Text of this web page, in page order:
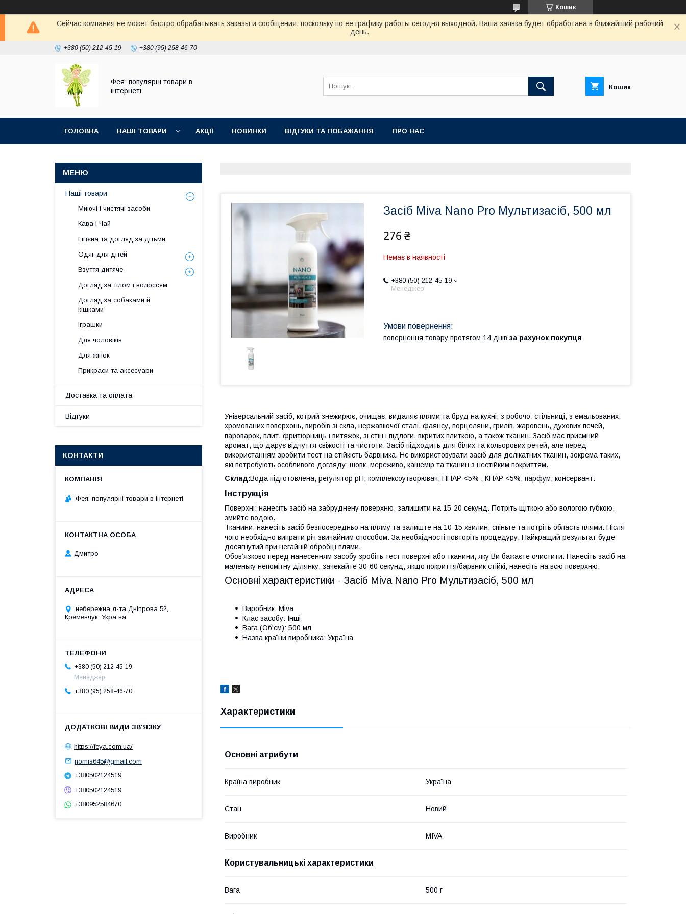
Кошик
Сейчас компания не может быстро обрабатывать заказы и сообщения, поскольку по ее графику работы сегодня выходной. Ваша заявка будет обработана в ближайший рабочий
день.
+380 (50) 212-45-19 +380 (95) 258-46-70
Фея: популярні товари в
інтернеті
Кошик
ГОЛОВНА НАШІ ТОВАРИ АКЦІЇ НОВИНКИ ВІДГУКИ ТА ПОБАЖАННЯ ПРО НАС
Засіб Miva Nano Pro Мультизасіб, 500 мл
276 ₴
Немає в наявності
+380 (50) 212-45-19
Менеджер
повернення товару протягом 14 днів за рахунок покупця
Універсальний засіб, котрий знежирює, очищає, видаляє плями та бруд на кухні, з робочої стільниці, з емальованих,
хромованих поверхонь, виробів зі скла, нержавіючої сталі, фаянсу, порцеляни, грилів, жаровень, духових печей,
пароварок, плит, фритюрниць і витяжок, зі стін і підлоги, вкритих плиткою, а також тканин. Засіб має приємний
аромат, що дарує відчуття свіжості та чистоти. Засіб підходить для білих та кольорових речей, але перед
використанням зробити тест на стійкість барвника. Не використовувати засіб для делікатних тканин, зокрема таких,
які потребують особливого догляду: шовк, мереживо, кашемір та тканин з нестійким покриттям.
Склад:Вода підготовлена, регулятор рН, комплексоутворювач, НПАР <5% , КПАР <5%, парфум, консервант.
Інструкція
Поверхні: нанесіть засіб на забруднену поверхню, залишити на 15-20 секунд. Потріть щіткою або вологою губкою,
змийте водою.
Тканини: нанесіть засіб безпосередньо на пляму та залиште на 10-15 хвилин, спіньте та потріть область плями. Після
чого необхідно випрати річ звичайним способом. За необхідності повторіть процедуру. Найкращий результат буде
досягнутий при негайній обробці плями.
Обов’язково перед нанесенням засобу зробіть тест поверхні або тканини, яку Ви бажаєте очистити. Нанесіть засіб на
маленьку непомітну ділянку, зачекайте 30-60 секунд, якщо покриття/барвник стійкі, нанесіть на всю поверхню.
Основні характеристики - Засіб Miva Nano Pro Мультизасіб, 500 мл
Виробник: Miva
Клас засобу: Інші
Вага (Об'єм): 500 мл
Назва країни виробника: Україна
Характеристики
Основні атрибути
Країна виробник Україна
Стан Новий
Виробник MIVA
Користувальницькі характеристики
Вага 500 г
Наші товари
Миючі і чистячі засоби
Кава і Чай
Гігієна та догляд за дітьми
Одяг для дітей
Взуття дитяче
Догляд за тілом і волоссям
Догляд за собаками й
кішками
Іграшки
Для чоловіків
Для жінок
Прикраси та аксесуари
Доставка та оплата
Відгуки
КОНТАКТИ
Фея: популярні товари в інтернеті
Дмитро
небережна л-та Дніпрова 52,
Кременчук, Україна
+380 (50) 212-45-19
Менеджер
+380 (95) 258-46-70
https://feya.com.ua/
nomis645@gmail.com
+380502124519
+380502124519
+380952584670